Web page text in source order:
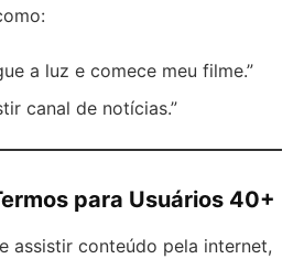
a luz e comece meu filme.”
canal de notícias.”
para Usuários 40+
assistir conteúdo pela internet,